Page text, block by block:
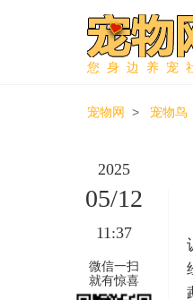
您身边养宠
宠物网 > 宠物鸟
2025
05/12
11:37
微信一扫
就有惊喜